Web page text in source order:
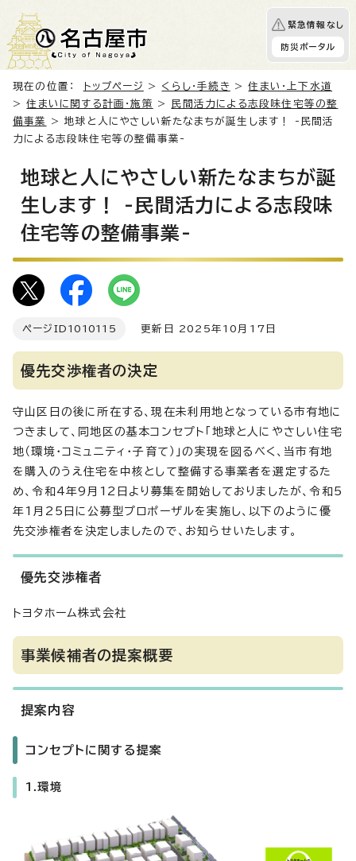
緊急情報なし
防災ポータル
現在の位置： トップページ > くらし・手続き >住まい・上下水道
>住まいに関する計画・施策 >
民間活力による志段味住宅等の整
備事業
> 地球と人にやさしい新たなまちが誕生します！ -民間活
力による志段味住宅等の整備事業-
地球と人にやさしい新たなまちが誕
生します！ -民間活力による志段味
住宅等の整備事業-
ページID 1010115 更新日 2025年10月17日
優先交渉権者の決定
守山区日の後に所在する、現在未利用地となっている市有地に
つきまして、同地区の基本コンセプト「地球と人にやさしい住宅
地（環境・コミュニティ・子育て）」の実現を図るべく、当市有地
を購入のうえ住宅を中核として整備する事業者を選定するた
め、令和4年9月12日より募集を開始しておりましたが、令和5
年1月25日に公募型プロポーザルを実施し、以下のように優
先交渉権者を決定しましたので、お知らせいたします。
優先交渉権者
トヨタホーム株式会社
事業候補者の提案概要
提案内容
コンセプトに関する提案
1.環境